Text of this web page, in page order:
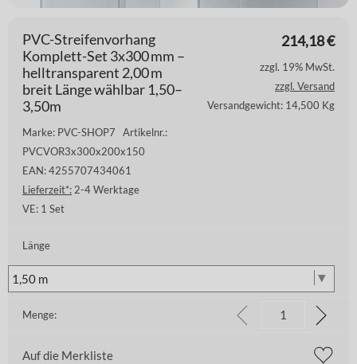
214,18€
PVC-Streifenvorhang
Komplett-Set 3x300 mm –
helltransparent 2,00 m
breit Länge wählbar 1,50–
3,50m
Marke: PVC-SHOP7 Artikelnr.:
PVCVOR3x300x200x150
EAN: 4255707434061
Lieferzeit*: 2-4 Werktage
VE: 1 Set
zzgl. 19% MwSt.
zzgl. Versand
Versandgewicht: 14,500 Kg
Länge
Menge:
Auf die Merkliste